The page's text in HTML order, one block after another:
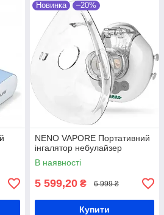
Новинка –20%
NENO VAPORE Портативний
інгалятор небулайзер
В наявності
5 599,20 ₴ 6 999 ₴
Купити